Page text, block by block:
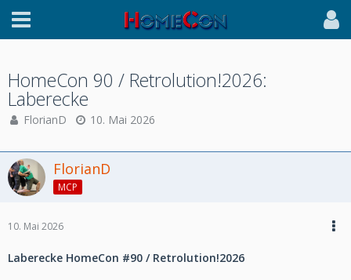
HomeCon 90 / Retrolution!2026:
Laberecke
FlorianD 10. Mai 2026
FlorianD
MCP
10. Mai 2026
Laberecke HomeCon #90 / Retrolution!2026